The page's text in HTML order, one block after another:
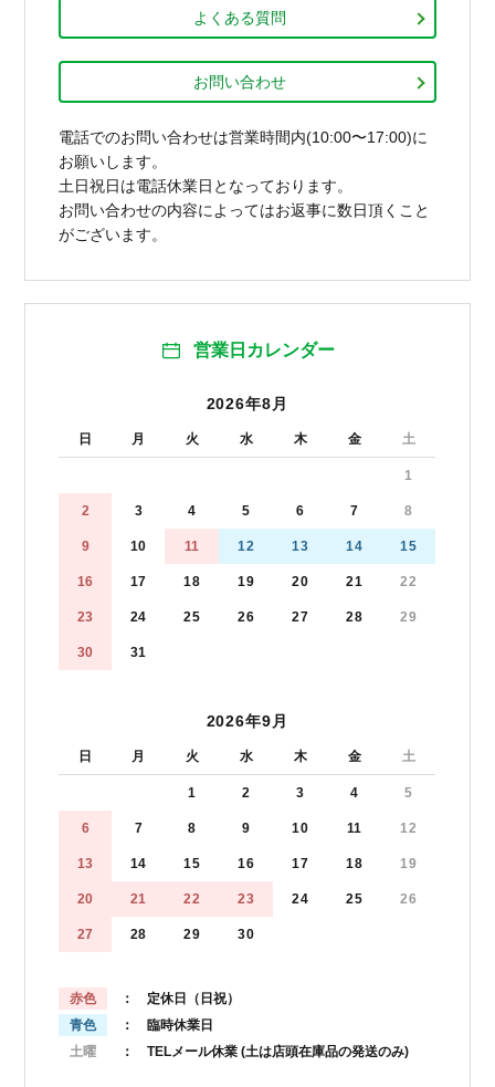
よくある質問
お問い合わせ
電話でのお問い合わせは営業時間内(10:00〜17:00)に
お願いします。
土日祝日は電話休業日となっております。
お問い合わせの内容によってはお返事に数日頂くこと
がございます。
営業日カレンダー
2026年8月
日 月 火 水 木 金 土
1
2 3 4 5 6 7 8
9 10 11 12 13 14 15
16 17 18 19 20 21 22
23 24 25 26 27 28 29
30 31
2026年9月
日 月 火 水 木 金 土
1 2 3 4 5
6 7 8 9 10 11 12
13 14 15 16 17 18 19
20 21 22 23 24 25 26
27 28 29 30
赤色
： 定休日（日祝）
青色
： 臨時休業日
土曜
： TELメール休業 (土は店頭在庫品の発送のみ)